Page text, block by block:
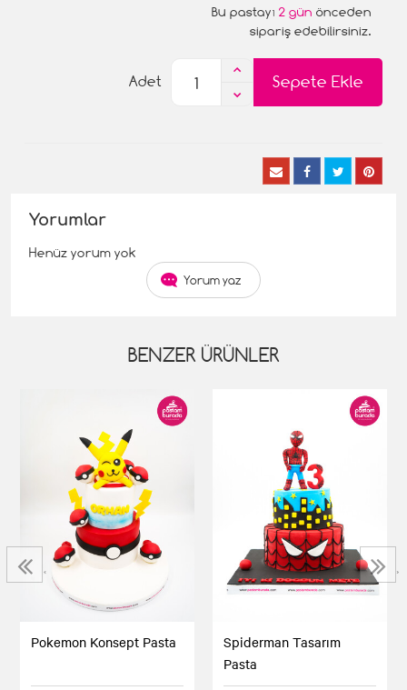
Bu pastayı 2 gün önceden
sipariş edebilirsiniz.
Sepete Ekle
Adet
Yorumlar
Henüz yorum yok
Yorum yaz
BENZER ÜRÜNLER
Pokemon Konsept Pasta
Spiderman Tasarım
Pasta
‹ ›